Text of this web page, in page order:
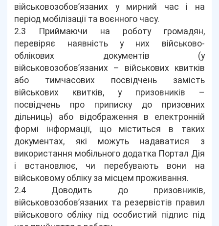
військовозобов’язаних у мирний час і на
період мобілізації та воєнного часу.
2.3 Приймаючи на роботу громадян,
перевіряє наявність у них військово-
облікових документів (у
військовозобов’язаних – військових квитків
або тимчасових посвідчень замість
військових квитків, у призовників –
посвідчень про приписку до призовних
дільниць) або відображення в електронній
формі інформації, що міститься в таких
документах, які можуть надаватися з
використання мобільного додатка Портал Дія
і встановлює, чи перебувають вони на
військовому обліку за місцем проживання.
2.4 Доводить до призовників,
військовозобов’язаних та резервістів правил
військового обліку під особистий підпис під